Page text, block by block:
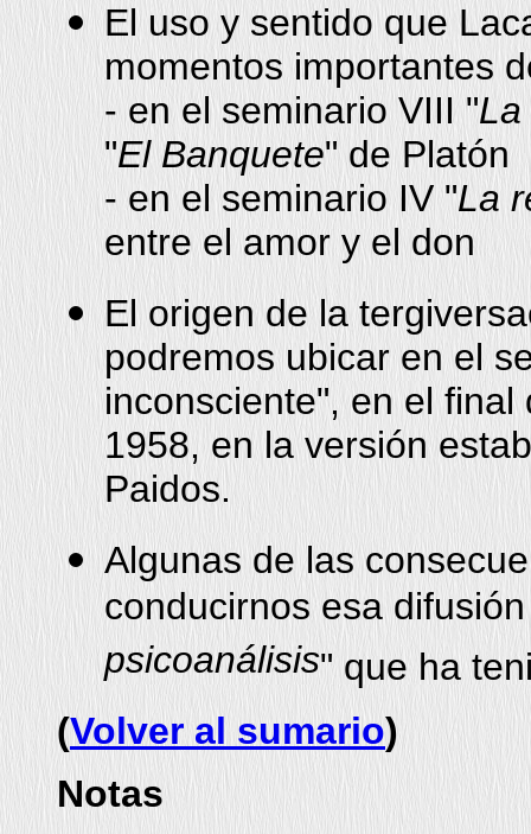
El uso y sentido que
momentos importantes
- en el seminario VIII "La
"El Banquete" de Platón
- en el seminario IV "La
entre el amor y el don
El origen de la
podremos ubicar en el
inconsciente", en el
1958, en la versión
Paidos.
Algunas de las
conducirnos esa
psicoanálisis" que ha
(Volver al sumario)
Notas